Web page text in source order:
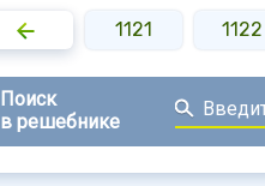
1120 1121 1122
Поиск
в решебнике